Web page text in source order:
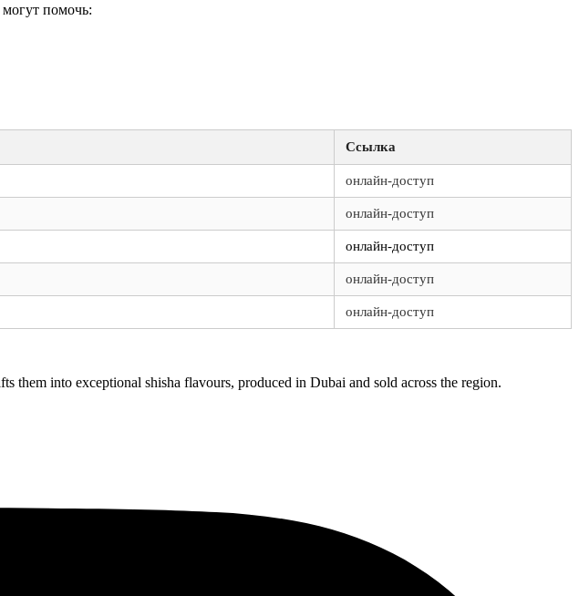
могут помочь:
Ссылка
онлайн-доступ
онлайн-доступ
онлайн-доступ
онлайн-доступ
онлайн-доступ
them into exceptional shisha flavours, produced in Dubai and sold across the region.